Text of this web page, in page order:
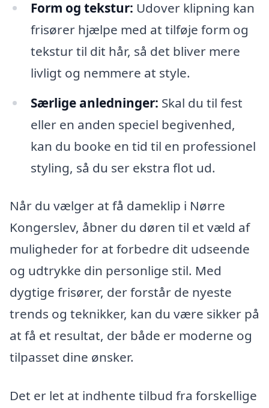
Form og tekstur: Udover klipning kan
frisører hjælpe med at tilføje form og
tekstur til dit hår, så det bliver mere
livligt og nemmere at style.
Særlige anledninger: Skal du til fest
eller en anden speciel begivenhed,
kan du booke en tid til en professionel
styling, så du ser ekstra flot ud.
Når du vælger at få dameklip i Nørre
Kongerslev, åbner du døren til et væld af
muligheder for at forbedre dit udseende
og udtrykke din personlige stil. Med
dygtige frisører, der forstår de nyeste
trends og teknikker, kan du være sikker på
at få et resultat, der både er moderne og
tilpasset dine ønsker.
Det er let at indhente tilbud fra forskellige